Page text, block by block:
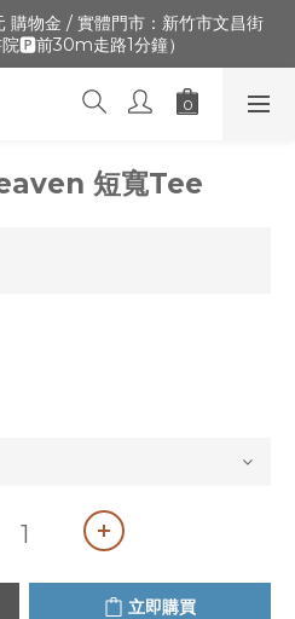
,全通路可累積紅利 >登入官網 > 個
「生日」收生日禮金
物金 / 實體門市：新竹市文昌街
🅿️前30m走路1分鐘）
全通路可累積紅利 >登入官網 > 個
「生日」收生日禮金
短寬Tee
立即購買